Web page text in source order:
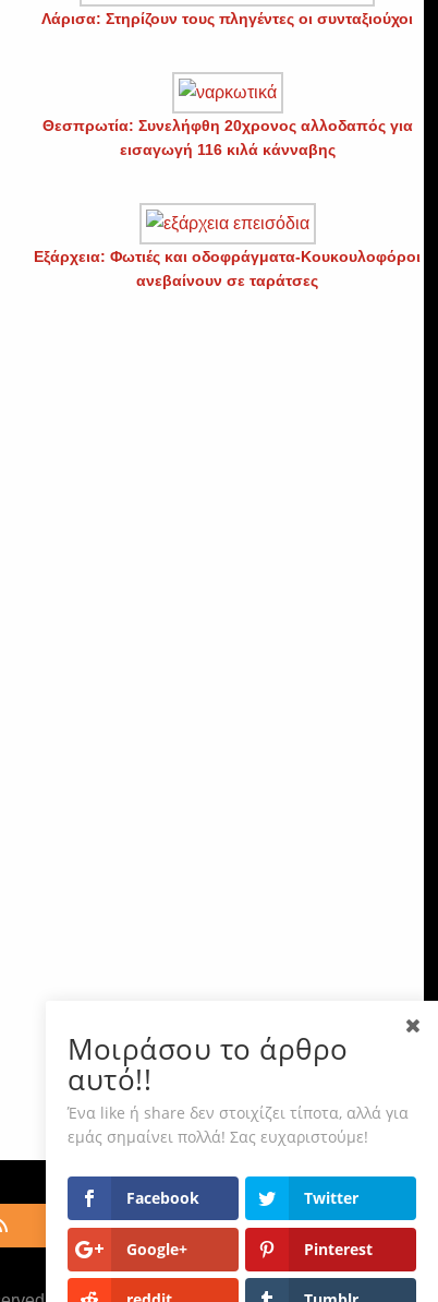
Λάρισα: Στηρίζουν τους πληγέντες οι συνταξιούχοι
Θεσπρωτία: Συνελήφθη 20χρονος αλλοδαπός για
εισαγωγή 116 κιλά κάνναβης
Εξάρχεια: Φωτιές και οδοφράγματα-Κουκουλοφόροι
ανεβαίνουν σε ταράτσες
Μοιράσου το άρθρο
αυτό!!
Ένα like ή share δεν στοιχίζει τίποτα, αλλά για
εμάς σημαίνει πολλά! Σας ευχαριστούμε!
Facebook Twitter
Google+ Pinterest